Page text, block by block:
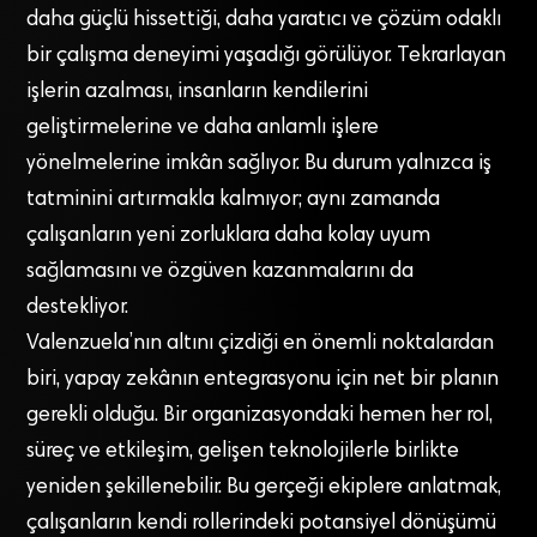
daha güçlü hissettiği, daha yaratıcı ve çözüm odaklı
bir çalışma deneyimi yaşadığı görülüyor. Tekrarlayan
işlerin azalması, insanların kendilerini
geliştirmelerine ve daha anlamlı işlere
yönelmelerine imkân sağlıyor. Bu durum yalnızca iş
tatminini artırmakla kalmıyor; aynı zamanda
çalışanların yeni zorluklara daha kolay uyum
sağlamasını ve özgüven kazanmalarını da
destekliyor.
Valenzuela’nın altını çizdiği en önemli noktalardan
biri, yapay zekânın entegrasyonu için net bir planın
gerekli olduğu. Bir organizasyondaki hemen her rol,
süreç ve etkileşim, gelişen teknolojilerle birlikte
yeniden şekillenebilir. Bu gerçeği ekiplere anlatmak,
çalışanların kendi rollerindeki potansiyel dönüşümü